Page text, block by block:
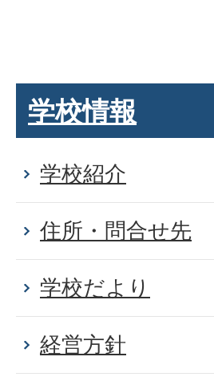
学校情報
学校紹介
住所・問合せ先
学校だより
経営方針